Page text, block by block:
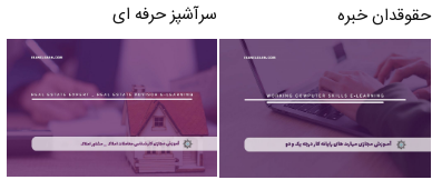
حقوقدان خبره سرآشپز حرفه ای